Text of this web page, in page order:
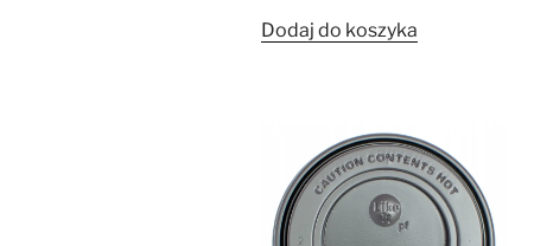
Dodaj do koszyka